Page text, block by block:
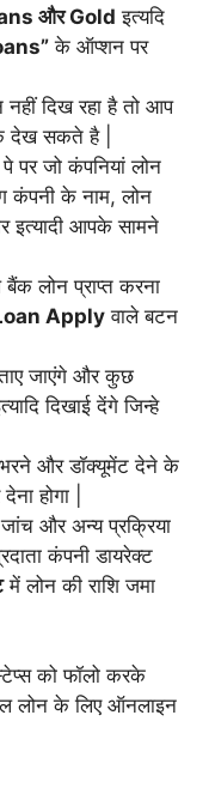
और Gold इत्यदि
के ऑप्शन पर
दिख रहा है तो आप
देख सकते है |
पर जो कंपनियां लोन
कंपनी के नाम, लोन
इत्यादी आपके सामने
लोन प्राप्त करना
Apply वाले बटन
जाएंगे और कुछ
दिखाई देंगे जिन्हे
और डॉक्यूमेंट देने के
होगा |
और अन्य प्रक्रिया
कंपनी डायरेक्ट
में लोन की राशि जमा
को फॉलो करके
लोन के लिए ऑनलाइन